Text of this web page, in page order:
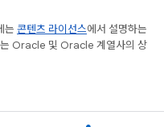
는 콘텐츠 라이선스에서 설명하는
Oracle 및 Oracle 계열사의 상